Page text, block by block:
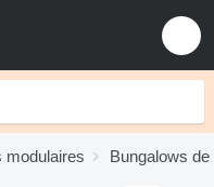
modulaires Bungalows